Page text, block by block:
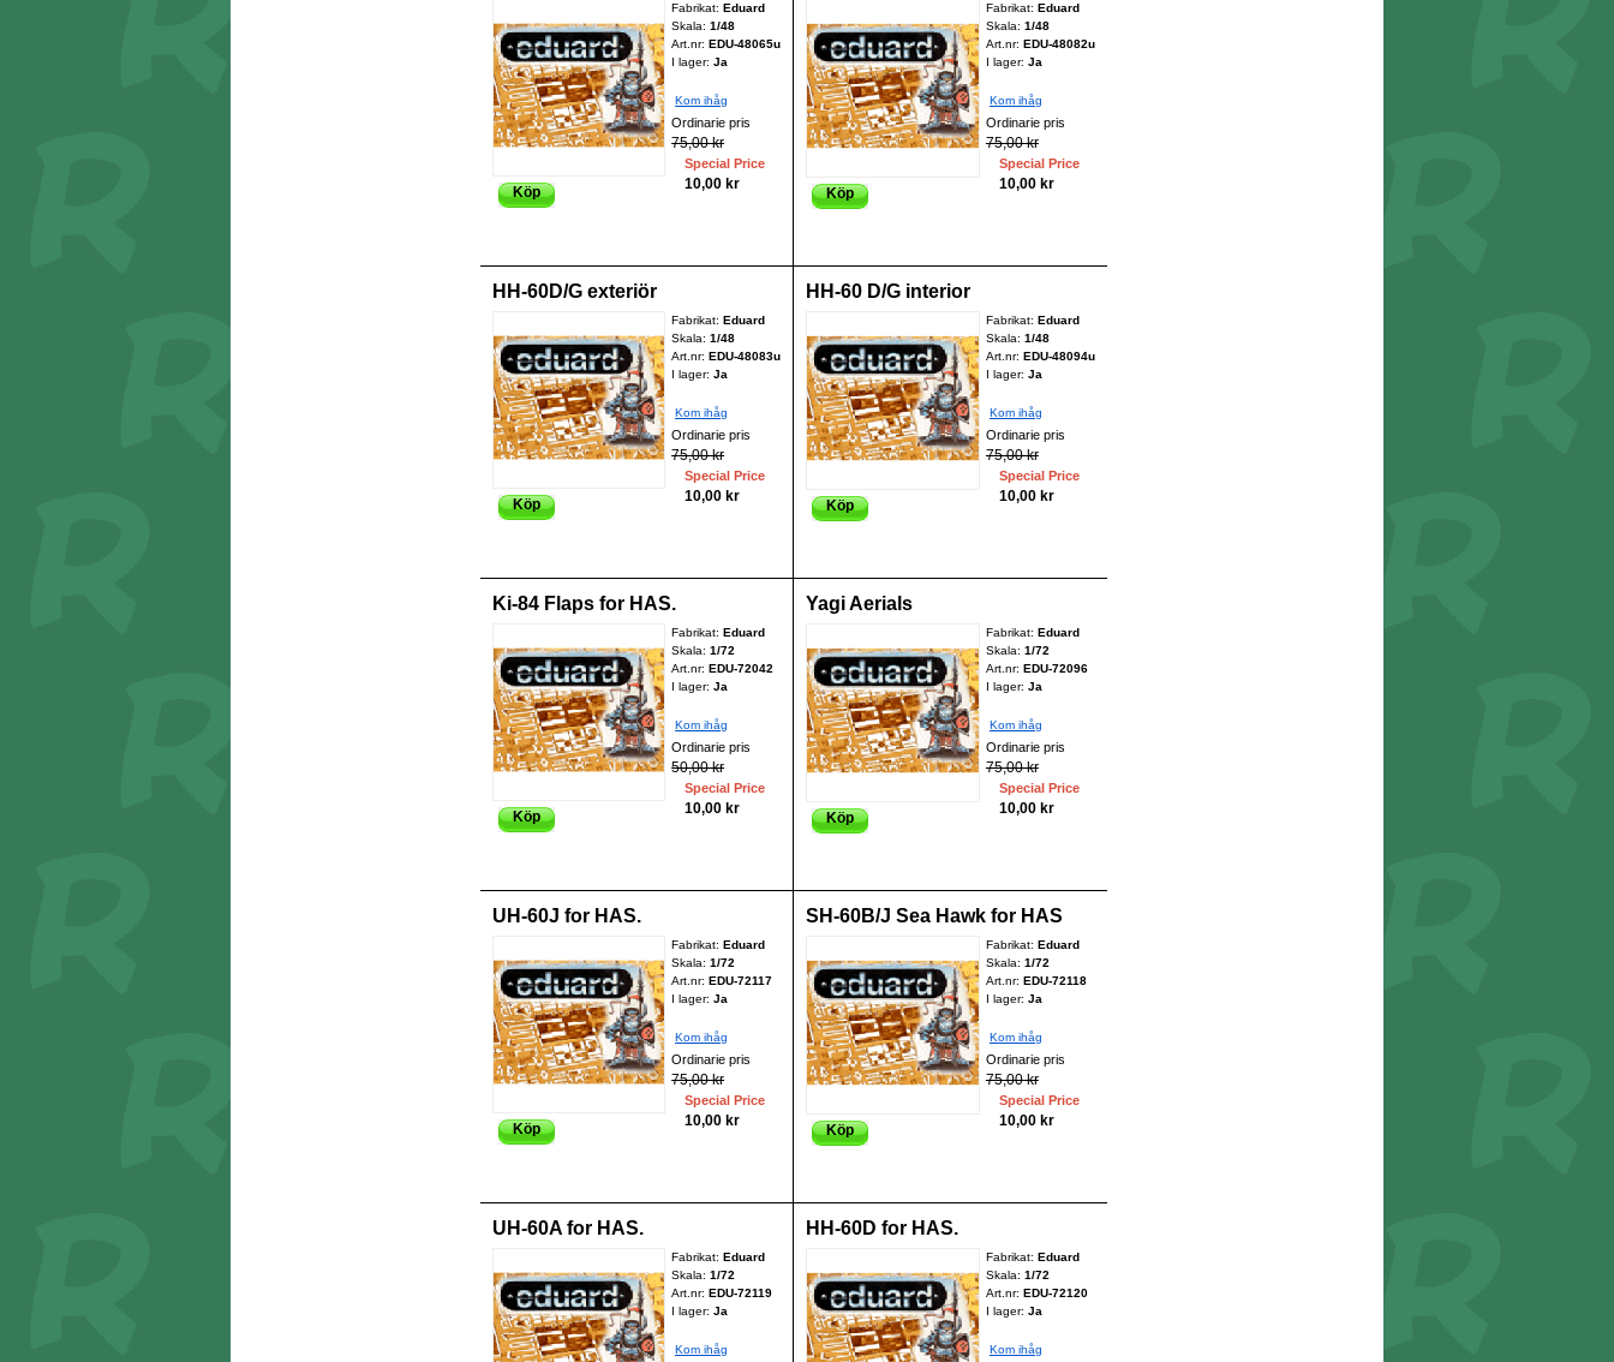
Fabrikat:Eduard
Skala:1/48
Art.nr:EDU-48065u
I lager: Ja
Kom ihåg
Ordinarie pris
75,00 kr
Special Price
10,00 kr
Köp
Fabrikat: Eduard
Skala: 1/48
Art.nr: EDU-48082u
I lager: Ja
Kom ihåg
Ordinarie pris
75,00 kr
Special Price
10,00 kr
Köp
HH-60D/G exteriör
Fabrikat:Eduard
Skala:1/48
Art.nr:EDU-48083u
I lager: Ja
Kom ihåg
Ordinarie pris
75,00 kr
Special Price
10,00 kr
Köp
HH-60 D/G interior
Fabrikat: Eduard
Skala: 1/48
Art.nr: EDU-48094u
I lager: Ja
Kom ihåg
Ordinarie pris
75,00 kr
Special Price
10,00 kr
Köp
Ki-84 Flaps for HAS.
Fabrikat:Eduard
Skala:1/72
Art.nr:EDU-72042
I lager: Ja
Kom ihåg
Ordinarie pris
50,00 kr
Special Price
10,00 kr
Köp
Yagi Aerials
Fabrikat: Eduard
Skala: 1/72
Art.nr: EDU-72096
I lager: Ja
Kom ihåg
Ordinarie pris
75,00 kr
Special Price
10,00 kr
Köp
UH-60J for HAS.
Fabrikat:Eduard
Skala:1/72
Art.nr:EDU-72117
I lager: Ja
Kom ihåg
Ordinarie pris
75,00 kr
Special Price
10,00 kr
Köp
SH-60B/J Sea Hawk for HAS
Fabrikat: Eduard
Skala: 1/72
Art.nr: EDU-72118
I lager: Ja
Kom ihåg
Ordinarie pris
75,00 kr
Special Price
10,00 kr
Köp
UH-60A for HAS.
Fabrikat:Eduard
Skala:1/72
Art.nr:EDU-72119
I lager: Ja
Kom ihåg
HH-60D for HAS.
Fabrikat: Eduard
Skala: 1/72
Art.nr: EDU-72120
I lager: Ja
Kom ihåg